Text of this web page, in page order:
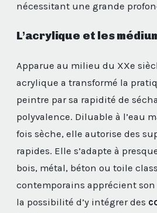
nécessitant une grande
L’acrylique et les
Apparue au milieu du XXe
acrylique a transformé la
peintre par sa rapidité de
polyvalence. Diluable à l’eau
fois sèche, elle autorise des
rapides. Elle s’adapte à
bois, métal, béton ou toile
contemporains apprécient
la possibilité d’y intégrer des